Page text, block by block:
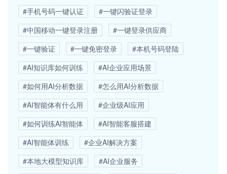
#手机号码一键认证
#一键闪验证登录
#中国移动一键登录注册
#一键登录供应商
#一键验证
#一键免密登录
#本机号码登陆
#AI知识库如何训练
#AI企业应用场景
#如何用AI分析数据
#怎么用AI分析数据
#AI智能体有什么用
#企业级AI应用
#如何训练AI智能体
#AI智能客服搭建
#AI智能体训练
#企业AI解决方案
#本地大模型知识库
#AI企业服务